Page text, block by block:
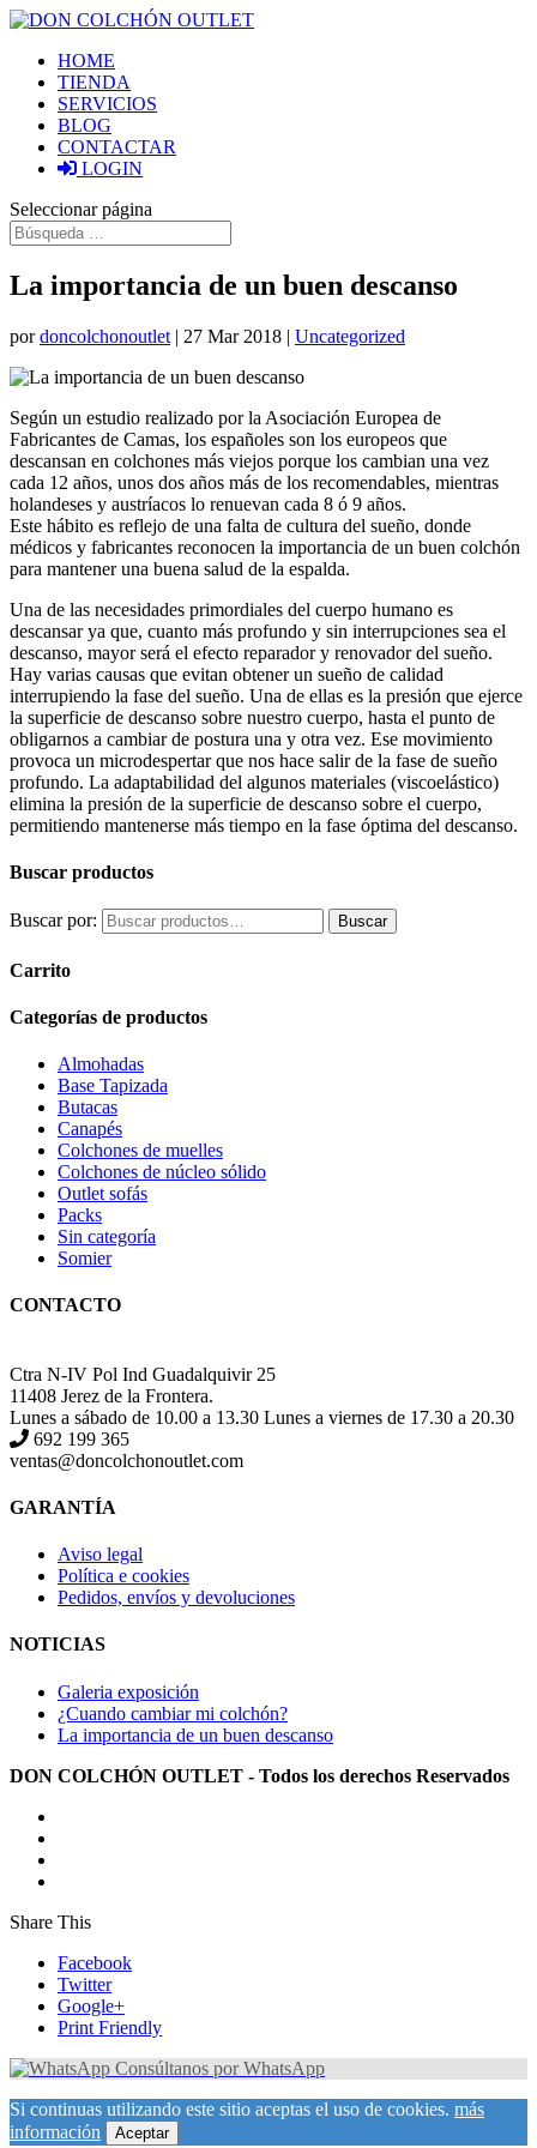
HOME
TIENDA
SERVICIOS
BLOG
CONTACTAR
LOGIN
Seleccionar página
La importancia de un buen descanso
pordoncolchonoutlet | 27 Mar 2018 | Uncategorized
Según un estudio realizado por la Asociación Europea de
Fabricantes de Camas, los españoles son los europeos que
descansan en colchones más viejos porque los cambian una vez
cada 12 años, unos dos años más de los recomendables, mientras
holandeses y austríacos lo renuevan cada 8 ó 9 años.
Este hábito es reflejo de una falta de cultura del sueño, donde
médicos y fabricantes reconocen la importancia de un buen colchón
para mantener una buena salud de la espalda.
Una de las necesidades primordiales del cuerpo humano es
descansar ya que, cuanto más profundo y sin interrupciones sea el
descanso, mayor será el efecto reparador y renovador del sueño.
Hay varias causas que evitan obtener un sueño de calidad
interrupiendo la fase del sueño. Una de ellas es la presión que ejerce
la superficie de descanso sobre nuestro cuerpo, hasta el punto de
obligarnos a cambiar de postura una y otra vez. Ese movimiento
provoca un microdespertar que nos hace salir de la fase de sueño
profundo. La adaptabilidad del algunos materiales (viscoelástico)
elimina la presión de la superficie de descanso sobre el cuerpo,
permitiendo mantenerse más tiempo en la fase óptima del descanso.
Buscar productos
Buscar por: Buscar
Carrito
Categorías de productos
Almohadas
Base Tapizada
Butacas
Canapés
Colchones de muelles
Colchones de núcleo sólido
Outlet sofás
Packs
Sin categoría
Somier
CONTACTO
Ctra N-IV Pol Ind Guadalquivir 25
11408 Jerez de la Frontera.
Lunes a sábado de 10.00 a 13.30 Lunes a viernes de 17.30 a 20.30
692 199 365
ventas@doncolchonoutlet.com
GARANTÍA
Aviso legal
Política e cookies
Pedidos, envíos y devoluciones
NOTICIAS
Galeria exposición
¿Cuando cambiar mi colchón?
La importancia de un buen descanso
DON COLCHÓN OUTLET - Todos los derechos Reservados
Share This
Facebook
Twitter
Google+
Print Friendly
Consúltanos por WhatsApp
Si continuas utilizando este sitio aceptas el uso de cookies. más
información
Aceptar